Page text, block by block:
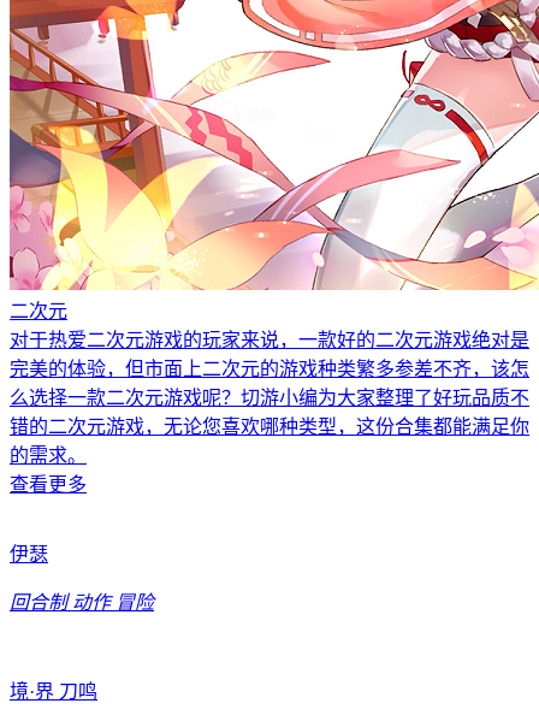
二次元
对于热爱二次元游戏的玩家来说，一款好的二次元游戏绝对是
完美的体验，但市面上二次元的游戏种类繁多参差不齐，该怎
么选择一款二次元游戏呢？切游小编为大家整理了好玩品质不
错的二次元游戏，无论您喜欢哪种类型，这份合集都能满足你
的需求。
查看更多
伊瑟
回合制 动作 冒险
境·界 刀鸣